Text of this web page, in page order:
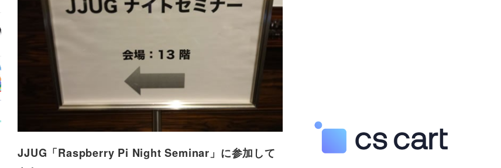
JJUG「Raspberry Pi Night Seminar」に参加して